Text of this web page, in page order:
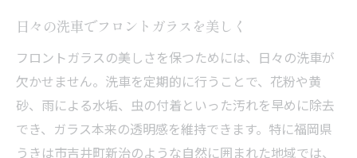
日々の洗車でフロントガラスを美しく
フロントガラスの美しさを保つためには、日々の洗車が
欠かせません。洗車を定期的に行うことで、花粉や黄
砂、雨による水垢、虫の付着といった汚れを早めに除去
でき、ガラス本来の透明感を維持できます。特に福岡県
うきは市吉井町新治のような自然に囲まれた地域では、